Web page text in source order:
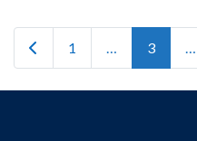
maken. De camping
Newer posts
1 … 3 …